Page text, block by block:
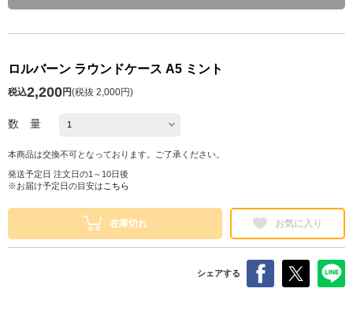
ロルバーン ラウンドケース A5 ミント
税込2,200円(税抜 2,000円)
数 量
本商品は交換不可となっております。ご了承ください。
発送予定日 注文日の1～10日後
※お届け予定日の目安は こちら
在庫切れ お気に入り
シェアする